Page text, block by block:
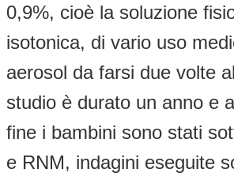
0,9%, cioè la soluzione
isotonica, di vario uso
aerosol da farsi due volte
studio è durato un anno e
fine i bambini sono stati
e RNM, indagini eseguite